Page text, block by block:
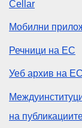
Cellar
Мобилни
Речници на ЕС
Уеб архив на ЕС
на